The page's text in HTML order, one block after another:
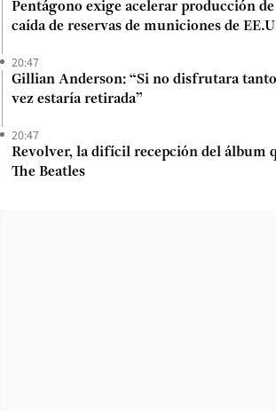
Pentágono exige acelerar producción
caída de reservas de municiones de
20:47
Gillian Anderson: “Si no disfrutara
vez estaría retirada”
20:47
Revolver, la difícil recepción del álbum
The Beatles